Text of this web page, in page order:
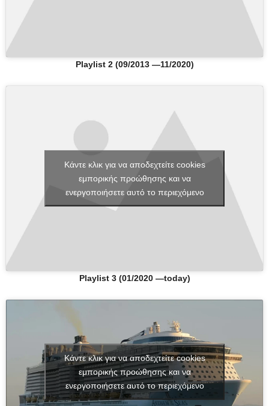
Playlist 2 (09/2013 —11/2020)
Κάντε κλικ για να αποδεχτείτε cookies
εμπορικής προώθησης και να
ενεργοποιήσετε αυτό το περιεχόμενο
Playlist 3 (01/2020 —today)
Κάντε κλικ για να αποδεχτείτε cookies
εμπορικής προώθησης και να
ενεργοποιήσετε αυτό το περιεχόμενο